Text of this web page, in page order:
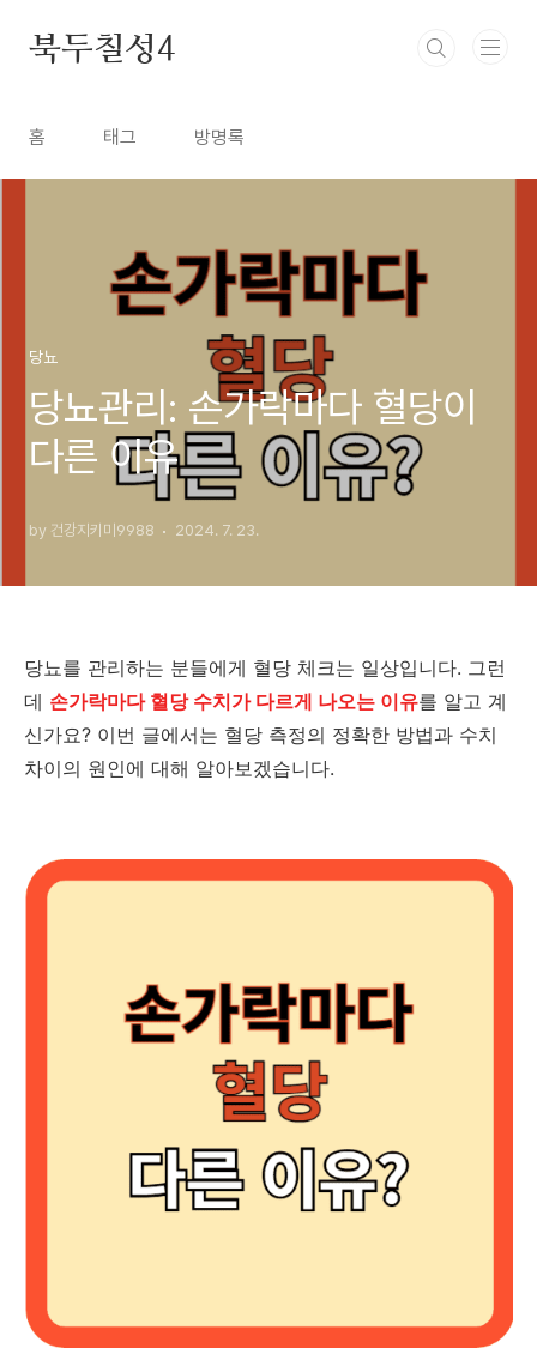
북두칠성4
홈 태그 방명록
당뇨
당뇨관리: 손가락마다 혈당이
다른 이유
by 건강지키미9988 2024. 7. 23.
당뇨를 관리하는 분들에게 혈당 체크는 일상입니다. 그런
데 손가락마다 혈당 수치가 다르게 나오는 이유를 알고 계
신가요? 이번 글에서는 혈당 측정의 정확한 방법과 수치
차이의 원인에 대해 알아보겠습니다.